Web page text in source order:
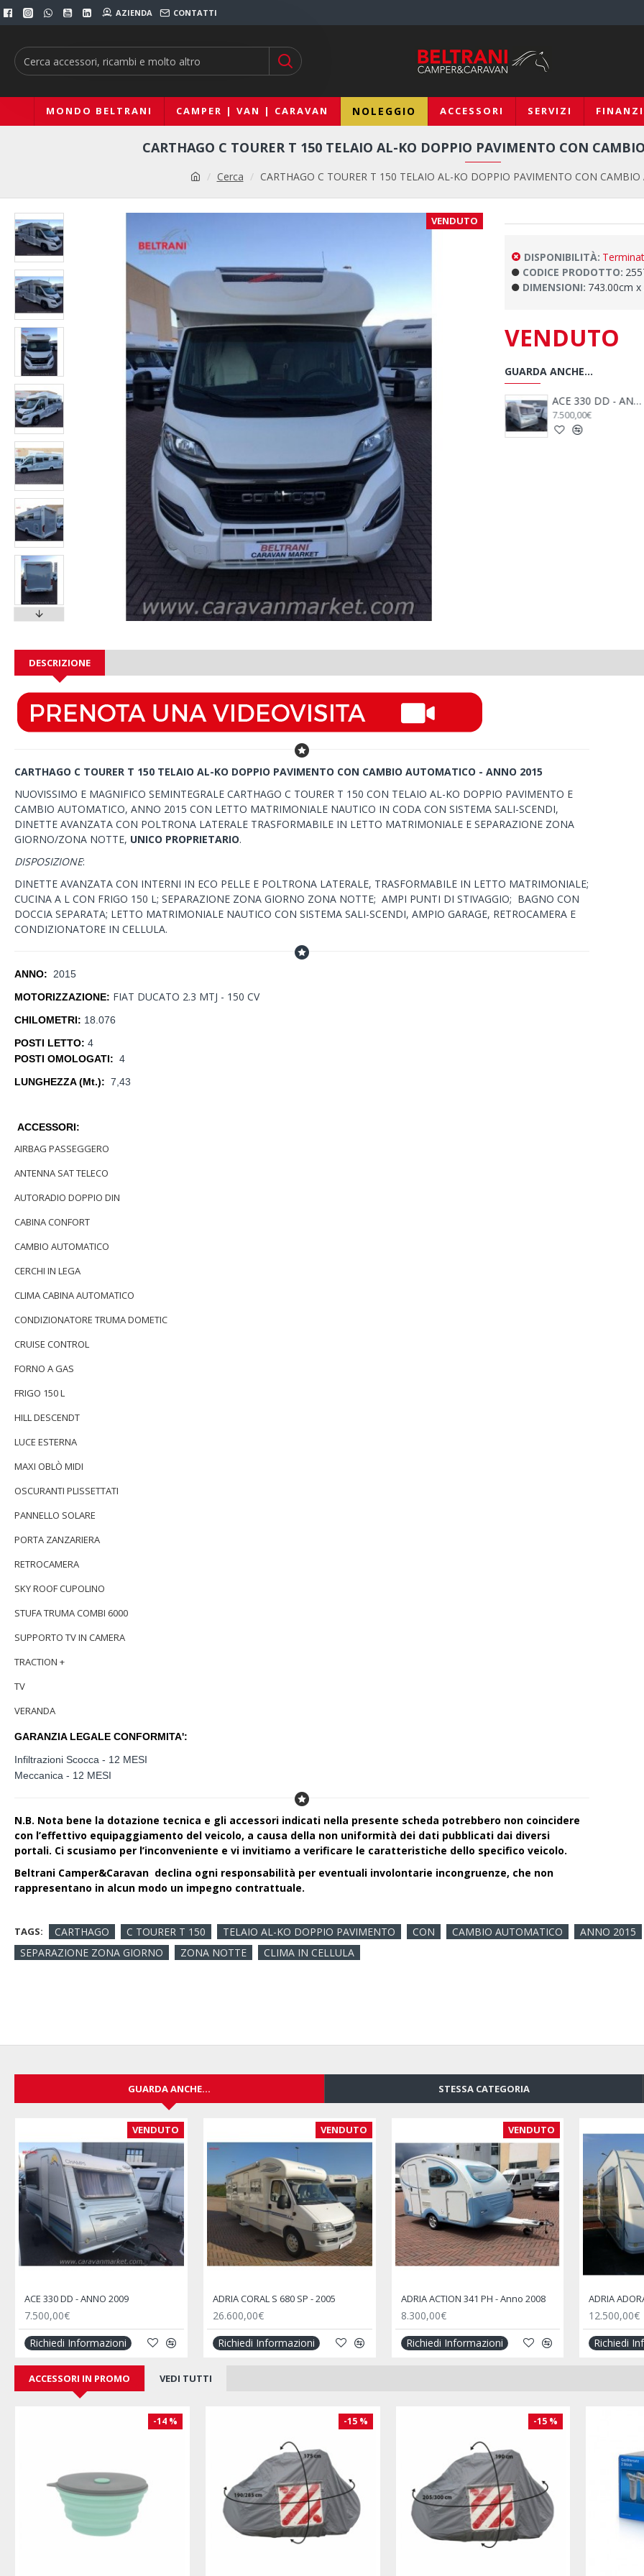
AZIENDA CONTATTI
MONDO BELTRANI CAMPER | VAN | CARAVAN NOLEGGIO ACCESSORI SERVIZI
Cerca CARTHAGO C TOURER T 150 TELAIO AL-KO DOPPIO PAVIMENTO CON
CARTHAGO C TOURER T 150 TELAIO AL-KO DOPPIO PAVIMENTO CON
VENDUTO
DISPONIBILITÀ:
CODICE PRODOTTO:
DIMENSIONI: 743.00cm
VENDUTO
GUARDA ANCHE...
ACE 330 DD - ANNO 2009
26.600,00€
ADRIA ACTION 341 PH - Anno 2008
8.300,00€ 12.500,00€
ACE 330 DD - ANNO 2009
7.500,00€
DESCRIZIONE
​CARTHAGO C TOURER T 150 TELAIO AL-KO DOPPIO PAVIMENTO CON CAMBIO AUTOMATICO - ANNO 2015
NUOVISSIMO E MAGNIFICO SEMINTEGRALE CARTHAGO C TOURER T 150 CON TELAIO AL-KO DOPPIO PAVIMENTO E
CAMBIO AUTOMATICO, ANNO 2015 CON LETTO MATRIMONIALE NAUTICO IN CODA CON SISTEMA SALI-SCENDI,
DINETTE AVANZATA CON POLTRONA LATERALE TRASFORMABILE IN LETTO MATRIMONIALE E SEPARAZIONE ZONA
GIORNO/ZONA NOTTE, UNICO PROPRIETARIO.
DISPOSIZIONE:
DINETTE AVANZATA CON INTERNI IN ECO PELLE E POLTRONA LATERALE, TRASFORMABILE IN LETTO MATRIMONIALE;
CUCINA A L CON FRIGO 150 L; SEPARAZIONE ZONA GIORNO ZONA NOTTE; AMPI PUNTI DI STIVAGGIO; BAGNO CON
DOCCIA SEPARATA; LETTO MATRIMONIALE NAUTICO CON SISTEMA SALI-SCENDI, AMPIO GARAGE, RETROCAMERA E
CONDIZIONATORE IN CELLULA.
ANNO: 2015
MOTORIZZAZIONE: FIAT DUCATO 2.3 MTJ - 150 CV
CHILOMETRI: 18.076
POSTI LETTO: 4
POSTI OMOLOGATI: 4
LUNGHEZZA (Mt.): ​ 7,43
ACCESSORI:
AIRBAG PASSEGGERO
ANTENNA SAT TELECO
AUTORADIO DOPPIO DIN
CABINA CONFORT
CAMBIO AUTOMATICO
CERCHI IN LEGA
CLIMA CABINA AUTOMATICO
CONDIZIONATORE TRUMA DOMETIC
CRUISE CONTROL
FORNO A GAS
FRIGO 150 L
HILL DESCENDT
LUCE ESTERNA
MAXI OBLÒ MIDI
OSCURANTI PLISSETTATI
PANNELLO SOLARE
PORTA ZANZARIERA
RETROCAMERA
SKY ROOF CUPOLINO
STUFA TRUMA COMBI 6000
SUPPORTO TV IN CAMERA
TRACTION +
TV
VERANDA
GARANZIA LEGALE CONFORMITA':
Infiltrazioni Scocca - 12 MESI
Meccanica - 12 MESI
N.B. Nota bene la dotazione tecnica e gli accessori indicati nella presente scheda potrebbero non coincidere
con l’effettivo equipaggiamento del veicolo, a causa della non uniformità dei dati pubblicati dai diversi
portali. Ci scusiamo per l’inconveniente e vi invitiamo a verificare le caratteristiche dello specifico veicolo.
Beltrani Camper&Caravan declina ogni responsabilità per eventuali involontarie incongruenze, che non
rappresentano in alcun modo un impegno contrattuale.
TAGS: CARTHAGO C TOURER T 150 TELAIO AL-KO DOPPIO PAVIMENTO CON CAMBIO AUTOMATICO ANNO 2015
SEPARAZIONE ZONA GIORNO
ZONA NOTTE CLIMA IN CELLULA
GUARDA ANCHE... STESSA CATEGORIA
VENDUTO
ACE 330 DD - ANNO 2009
7.500,00€
Richiedi Informazioni
VENDUTO
ADRIA CORAL S 680 SP - 2005
26.600,00€
Richiedi Informazioni
VENDUTO
ADRIA ACTION 341 PH - Anno 2008
8.300,00€
Richiedi Informazioni
ADRIA
12.500,00€
Richiedi
ACCESSORI IN PROMO VEDI TUTTI
-14 % -15 % -15 %